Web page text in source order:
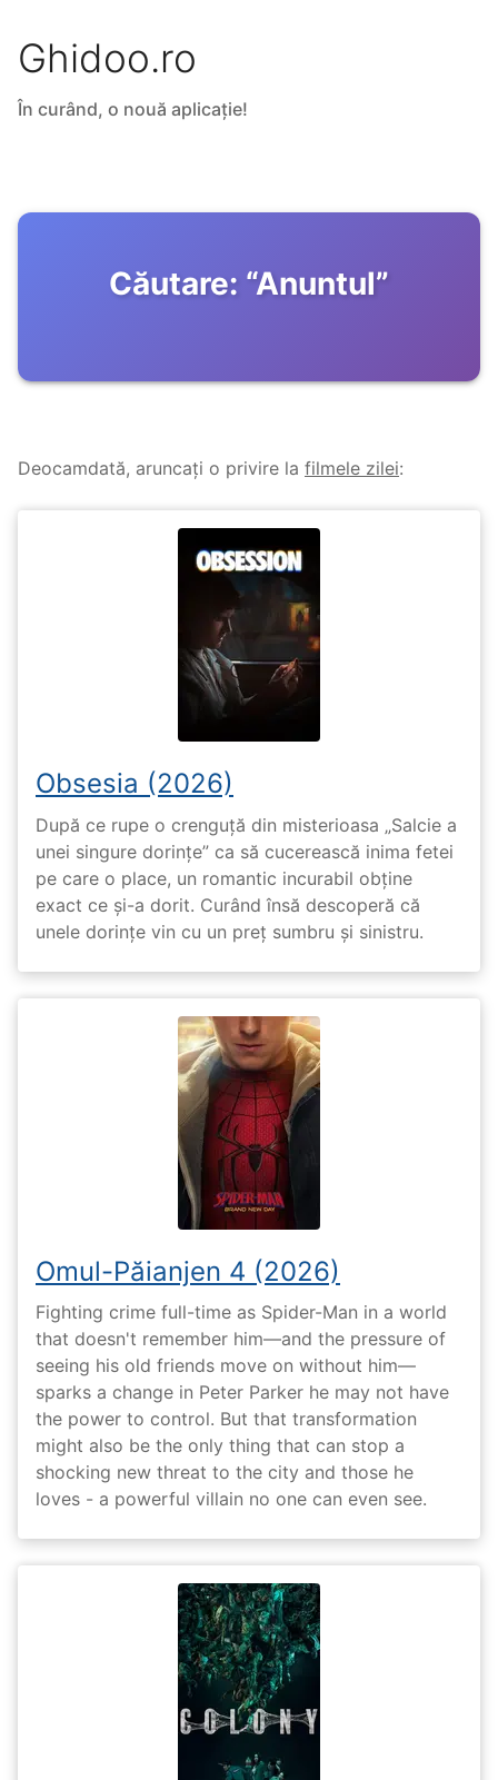
Ghidoo.ro
În curând, o nouă aplicație!
Căutare: “Anuntul”
Deocamdată, aruncați o privire la filmele zilei:
Obsesia (2026)
După ce rupe o crenguță din misterioasa „Salcie a
unei singure dorințe” ca să cucerească inima fetei
pe care o place, un romantic incurabil obține
exact ce și-a dorit. Curând însă descoperă că
unele dorințe vin cu un preț sumbru și sinistru.
Omul-Păianjen 4 (2026)
Fighting crime full-time as Spider-Man in a world
that doesn't remember him—and the pressure of
seeing his old friends move on without him—
sparks a change in Peter Parker he may not have
the power to control. But that transformation
might also be the only thing that can stop a
shocking new threat to the city and those he
loves - a powerful villain no one can even see.